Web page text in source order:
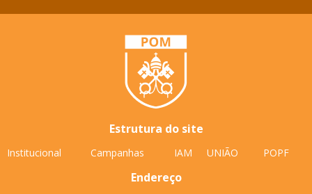
Estrutura do site
Institucional Campanhas IAM UNIÃO POPF
Endereço